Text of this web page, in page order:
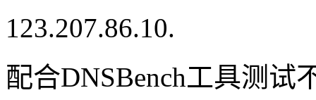
123.207.86.10.
配合DNSBench工具测试